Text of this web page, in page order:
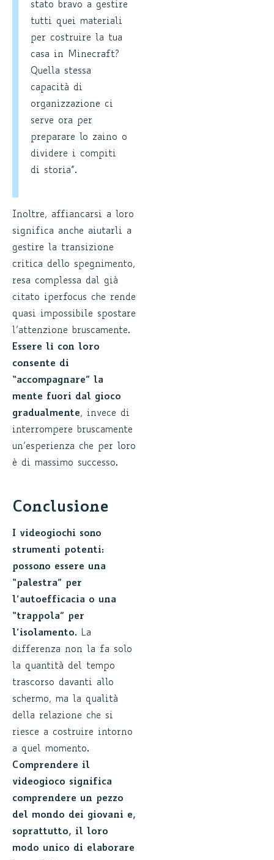
stato bravo a gestire
tutti quei materiali
per costruire la tua
casa in Minecraft?
Quella stessa
capacità di
organizzazione ci
serve ora per
preparare lo zaino o
dividere i compiti
di storia”.
Inoltre, affiancarsi a loro
significa anche aiutarli a
gestire la transizione
critica dello spegnimento,
resa complessa dal già
citato iperfocus che rende
quasi impossibile spostare
l’attenzione bruscamente.
Essere lì con loro
consente di
“accompagnare” la
mente fuori dal gioco
gradualmente, invece di
interrompere bruscamente
un’esperienza che per loro
è di massimo successo.
Conclusione
I videogiochi sono
strumenti potenti:
possono essere una
“palestra” per
l’autoefficacia o una
“trappola” per
l’isolamento. La
differenza non la fa solo
la quantità del tempo
trascorso davanti allo
schermo, ma la qualità
della relazione che si
riesce a costruire intorno
a quel momento.
Comprendere il
videogioco significa
comprendere un pezzo
del mondo dei giovani e,
soprattutto, il loro
modo unico di elaborare